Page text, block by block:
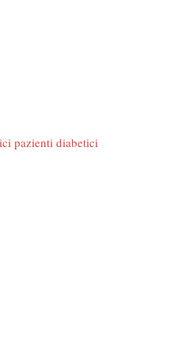
pazienti diabetici